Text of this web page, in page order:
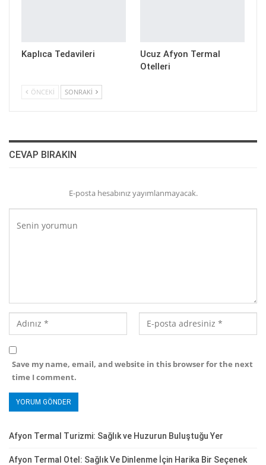
Kaplıca Tedavileri
Ucuz Afyon Termal
Otelleri
ÖNCEKI SONRAKI
CEVAP BIRAKIN
E-posta hesabınız yayımlanmayacak.
Save my name, email, and website in this browser for the next
time I comment.
Afyon Termal Turizmi: Sağlık ve Huzurun Buluştuğu Yer
Afyon Termal Otel: Sağlık Ve Dinlenme İçin Harika Bir Seçenek